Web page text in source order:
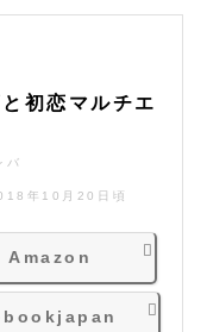
初恋マルチエ
バ
年10月20日頃
Amazon